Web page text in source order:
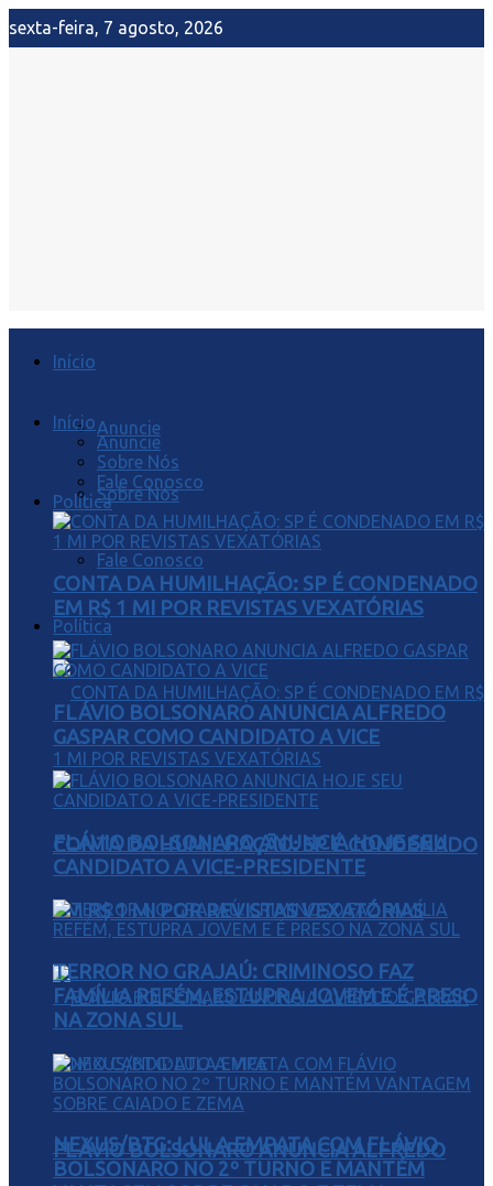
sexta-feira, 7 agosto, 2026
Início
Anuncie
Sobre Nós
Fale Conosco
Política
CONTA DA HUMILHAÇÃO: SP É CONDENADO
EM R$ 1 MI POR REVISTAS VEXATÓRIAS
FLÁVIO BOLSONARO ANUNCIA ALFREDO
Início
Anuncie
Sobre Nós
Fale Conosco
Política
CONTA DA HUMILHAÇÃO: SP É CONDENADO
EM R$ 1 MI POR REVISTAS VEXATÓRIAS
FLÁVIO BOLSONARO ANUNCIA ALFREDO
GASPAR COMO CANDIDATO A VICE
FLÁVIO BOLSONARO ANUNCIA HOJE SEU
CANDIDATO A VICE-PRESIDENTE
TERROR NO GRAJAÚ: CRIMINOSO FAZ
FAMÍLIA REFÉM, ESTUPRA JOVEM E É PRESO
NA ZONA SUL
NEXUS/BTG: LULA EMPATA COM FLÁVIO
BOLSONARO NO 2º TURNO E MANTÉM